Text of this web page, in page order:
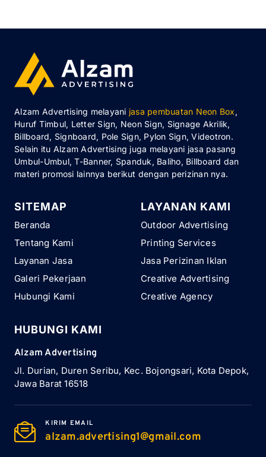
Alzam Advertising melayani jasa pembuatan Neon Box,
Huruf Timbul, Letter Sign, Neon Sign, Signage Akrilik,
Billboard, Signboard, Pole Sign, Pylon Sign, Videotron.
Selain itu Alzam Advertising juga melayani jasa pasang
Umbul-Umbul, T-Banner, Spanduk, Baliho, Billboard dan
materi promosi lainnya berikut dengan perizinan nya.
SITEMAP
Beranda
Tentang Kami
Layanan Jasa
Galeri Pekerjaan
Hubungi Kami
LAYANAN KAMI
Outdoor Advertising
Printing Services
Jasa Perizinan Iklan
Creative Advertising
Creative Agency
HUBUNGI KAMI
Alzam Advertising
Jl. Durian, Duren Seribu, Kec. Bojongsari, Kota Depok,
Jawa Barat 16518
KIRIM EMAIL
alzam.advertising1@gmail.com